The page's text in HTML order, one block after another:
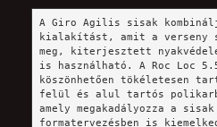
A Giro Agilis sisak
kialakítást, amit a verseny
meg, kiterjesztett
is használható. A Roc Loc
köszönhetően tökéletesen
felül és alul tartós
amely megakadályozza a
formatervezésben is